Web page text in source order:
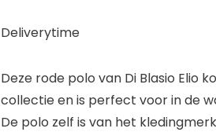
Deliverytime
Deze rode polo van Di Blasio Elio
collectie en is perfect voor in de
De polo zelf is van het